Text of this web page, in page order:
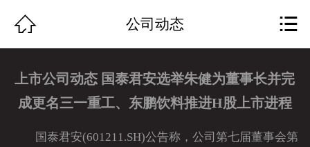
关于我们
作品展示
 公司动态 
上市公司动态 国泰君安选举朱健为董事长并完
成更名三一重工、东鹏饮料推进H股上市进程
国泰君安(601211.SH)公告称，公司第七届董事会第